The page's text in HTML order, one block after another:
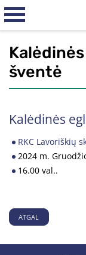
šventė
Kalėdinės
RKC Lavoriškių
2024 m.
16.00 val..
ATGAL